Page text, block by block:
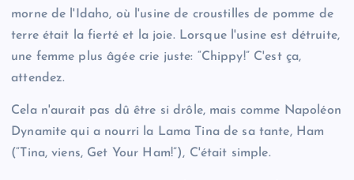
morne de l'Idaho, où l'usine de croustilles de pomme de
terre était la fierté et la joie. Lorsque l'usine est détruite,
une femme plus âgée crie juste: “Chippy!” C'est ça,
attendez.
Cela n'aurait pas dû être si drôle, mais comme Napoléon
Dynamite qui a nourri la Lama Tina de sa tante, Ham
(“Tina, viens, Get Your Ham!”), C'était simple.